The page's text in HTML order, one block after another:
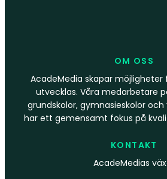
OM OSS
AcadeMedia skapar
utvecklas. Våra medarbetare
grundskolor, gymnasieskolor
har ett gemensamt fokus på
KONTAKT
AcadeMedias